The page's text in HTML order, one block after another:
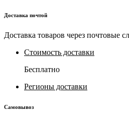
Доставка почтой
Доставка товаров через почтовые
Стоимость доставки
Бесплатно
Регионы доставки
Самовывоз